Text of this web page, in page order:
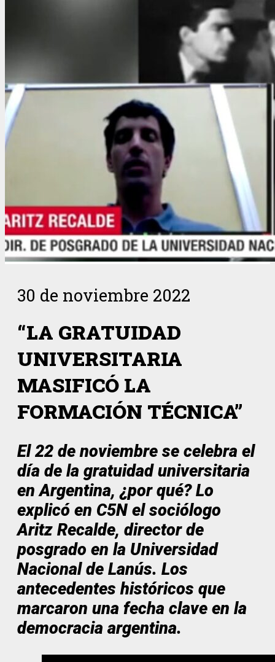
30 de noviembre 2022
“LA GRATUIDAD
UNIVERSITARIA
MASIFICÓ LA
FORMACIÓN TÉCNICA”
El 22 de noviembre se celebra el
día de la gratuidad universitaria
en Argentina, ¿por qué? Lo
explicó en C5N el sociólogo
Aritz Recalde, director de
posgrado en la Universidad
Nacional de Lanús. Los
antecedentes históricos que
marcaron una fecha clave en la
democracia argentina.